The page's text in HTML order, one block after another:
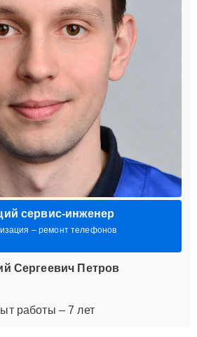
сервис-инженер
– ремонт телефонов
Сергеевич Петров
работы – 7 лет